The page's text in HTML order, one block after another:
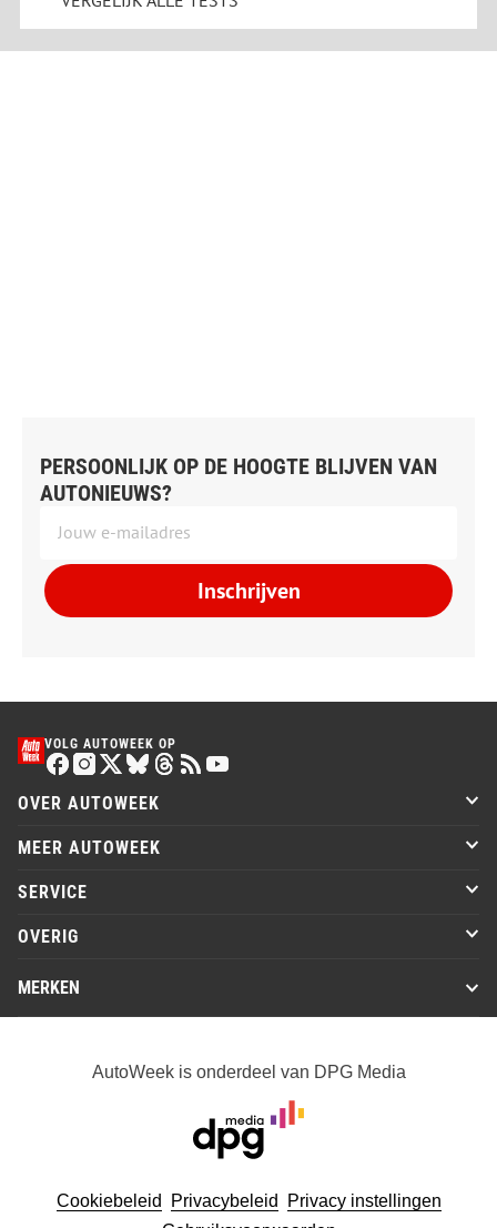
PERSOONLIJK OP DE HOOGTE BLIJVEN VAN
AUTONIEUWS?
Inschrijven
VOLG AUTOWEEK OP
OVER AUTOWEEK
MEER AUTOWEEK
SERVICE
OVERIG
MERKEN
AutoWeek is onderdeel van DPG Media
Cookiebeleid Privacybeleid
Privacy instellingen